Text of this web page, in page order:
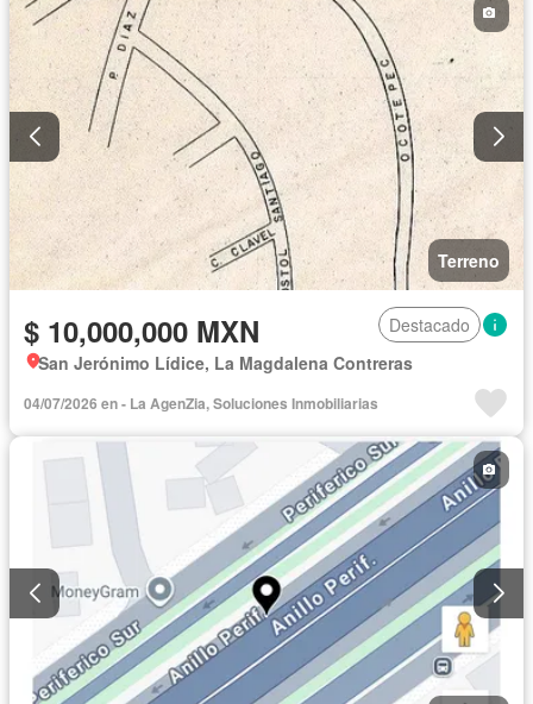
Terreno
$ 10,000,000 MXN
Destacado
San Jerónimo Lídice, La Magdalena Contreras
04/07/2026 en - La AgenZia, Soluciones Inmobiliarias